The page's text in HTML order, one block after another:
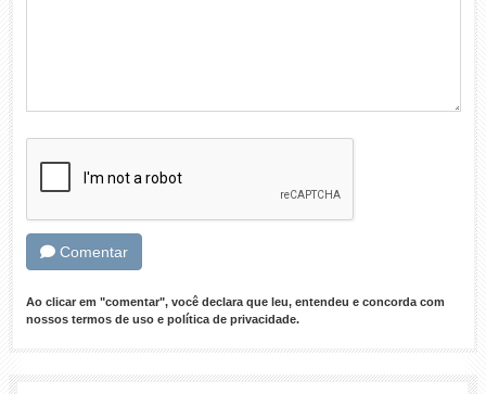
Comentar
Ao clicar em "comentar", você declara que leu, entendeu e concorda com
nossos termos de usoe política de privacidade.